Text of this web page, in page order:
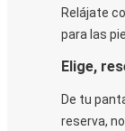
Relájate
para las
Elige,
De tu
reserva,